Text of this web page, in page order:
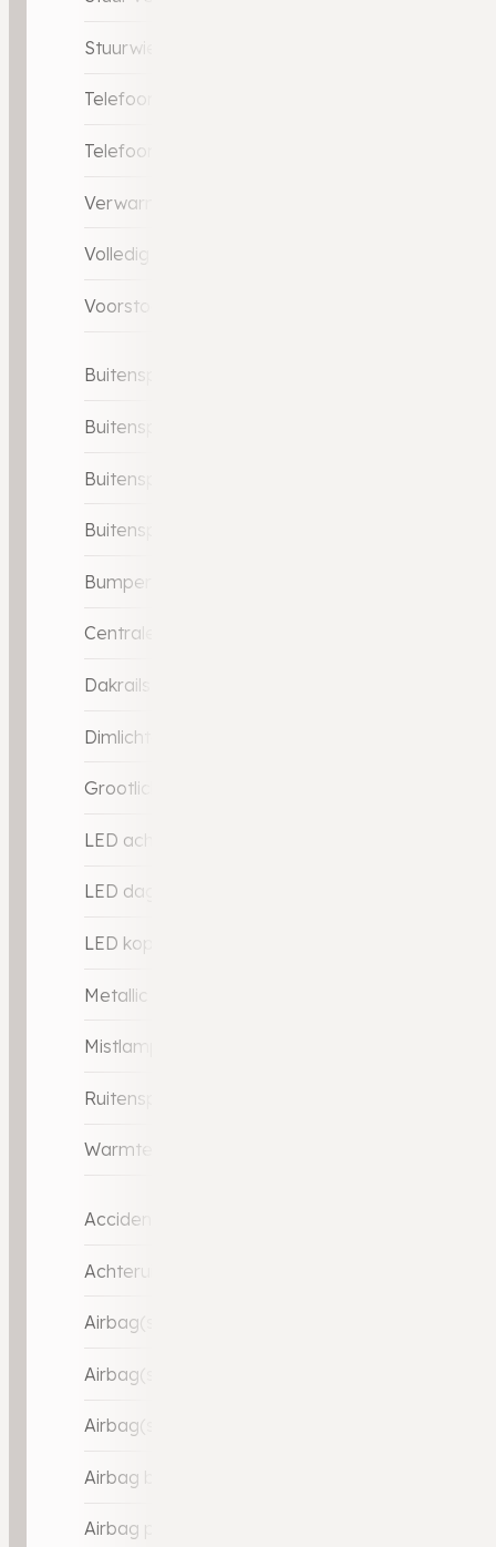
Stuurwiel multifunctioneel
Telefoonintegratie
Telefoonintegratie premium
Verwarmde voorstoelen
Volledig digitaal instrumentenpaneel
Voorstoelen verwarmd
Buitenspiegels elektrisch inklapbaar
Buitenspiegels elektrisch verstelbaar
Buitenspiegels in carrosseriekleur
Buitenspiegels verwarmbaar
Bumpers in carrosseriekleur
Centrale deurvergrendeling met
Dakrails
Dimlichten automatisch
Grootlicht-assistent
LED achterlichten
LED dagrijverlichting
LED koplampen
Metallic lak
Mistlampen adaptief
Ruitensproeiers verwarmbaar
Warmtewerend glas
Accident Avoidance System
Achteruitrij assistent
Airbag(s) hoofd achter
Airbag(s) hoofd voor
Airbag(s) side voor
Airbag bestuurder
Airbag passagier